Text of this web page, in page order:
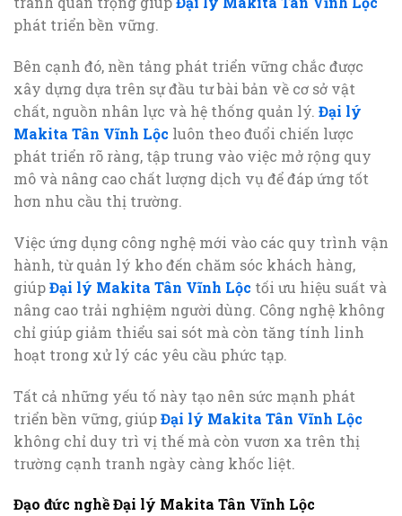
phát triển bền vững.
Bên cạnh đó, nền tảng phát triển vững chắc được
xây dựng dựa trên sự đầu tư bài bản về cơ sở vật
chất, nguồn nhân lực và hệ thống quản lý. Đại lý
Makita Tân Vĩnh Lộc luôn theo đuổi chiến lược
phát triển rõ ràng, tập trung vào việc mở rộng quy
mô và nâng cao chất lượng dịch vụ để đáp ứng tốt
hơn nhu cầu thị trường.
Việc ứng dụng công nghệ mới vào các quy trình vận
hành, từ quản lý kho đến chăm sóc khách hàng,
giúpĐại lý Makita Tân Vĩnh Lộc tối ưu hiệu suất và
nâng cao trải nghiệm người dùng. Công nghệ không
chỉ giúp giảm thiểu sai sót mà còn tăng tính linh
hoạt trong xử lý các yêu cầu phức tạp.
Tất cả những yếu tố này tạo nên sức mạnh phát
triển bền vững, giúpĐại lý Makita Tân Vĩnh Lộc
không chỉ duy trì vị thế mà còn vươn xa trên thị
trường cạnh tranh ngày càng khốc liệt.
Đạo đức nghề Đại lý Makita Tân Vĩnh Lộc